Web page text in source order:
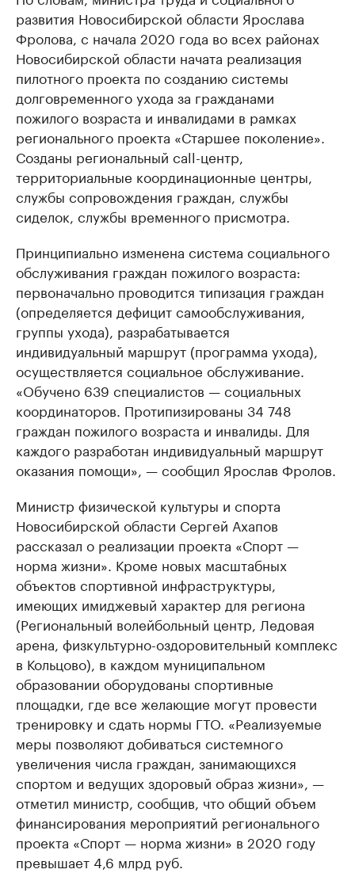
развития Новосибирской области Ярослава
Фролова, с начала 2020 года во всех районах
Новосибирской области начата реализация
пилотного проекта по созданию системы
долговременного ухода за гражданами
пожилого возраста и инвалидами в рамках
регионального проекта «Старшее поколение».
Созданы региональный call-центр,
территориальные координационные центры,
службы сопровождения граждан, службы
сиделок, службы временного присмотра.
Принципиально изменена система социального
обслуживания граждан пожилого возраста:
первоначально проводится типизация граждан
(определяется дефицит самообслуживания,
группы ухода), разрабатывается
индивидуальный маршрут (программа ухода),
осуществляется социальное обслуживание.
«Обучено 639 специалистов — социальных
координаторов. Протипизированы 34 748
граждан пожилого возраста и инвалиды. Для
каждого разработан индивидуальный маршрут
оказания помощи», — сообщил Ярослав Фролов.
Министр физической культуры и спорта
Новосибирской области Сергей Ахапов
рассказал о реализации проекта «Спорт —
норма жизни». Кроме новых масштабных
объектов спортивной инфраструктуры,
имеющих имиджевый характер для региона
(Региональный волейбольный центр, Ледовая
арена, физкультурно-оздоровительный комплекс
в Кольцово), в каждом муниципальном
образовании оборудованы спортивные
площадки, где все желающие могут провести
тренировку и сдать нормы ГТО. «Реализуемые
меры позволяют добиваться системного
увеличения числа граждан, занимающихся
спортом и ведущих здоровый образ жизни», —
отметил министр, сообщив, что общий объем
финансирования мероприятий регионального
проекта «Спорт — норма жизни» в 2020 году
превышает 4,6 млрд руб.